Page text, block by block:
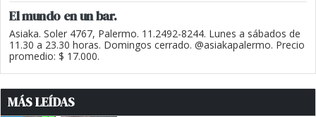
El mundo en un bar.
Asiaka. Soler 4767, Palermo. 11.2492-8244. Lunes a sábados de
11.30 a 23.30 horas. Domingos cerrado. @asiakapalermo. Precio
promedio: $ 17.000.
MÁS LEÍDAS